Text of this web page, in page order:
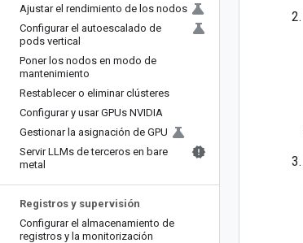
Ajustar el rendimiento de los nodos
Configurar el autoescalado de
pods vertical
Poner los nodos en modo de
mantenimiento
Restablecer o eliminar clústeres
Configurar y usar GPUs NVIDIA
Gestionar la asignación de GPU
Servir LLMs de terceros en bare
metal
Registros y supervisión
Configurar el almacenamiento de
registros y la monitorización